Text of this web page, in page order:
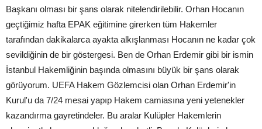
Başkanı olması bir şans olarak nitelendirilebilir. Orhan Hocanın
geçtiğimiz hafta EPAK eğitimine girerken tüm Hakemler
tarafından dakikalarca ayakta alkışlanması Hocanın ne kadar çok
sevildiğinin de bir göstergesi. Ben de Orhan Erdemir gibi bir ismin
İstanbul Hakemliğinin başında olmasını büyük bir şans olarak
görüyorum. UEFA Hakem Gözlemcisi olan Orhan Erdemir'in
Kurul'u da 7/24 mesai yapıp Hakem camiasına yeni yetenekler
kazandırma gayretindeler. Bu aralar Kulüpler Hakemlerin